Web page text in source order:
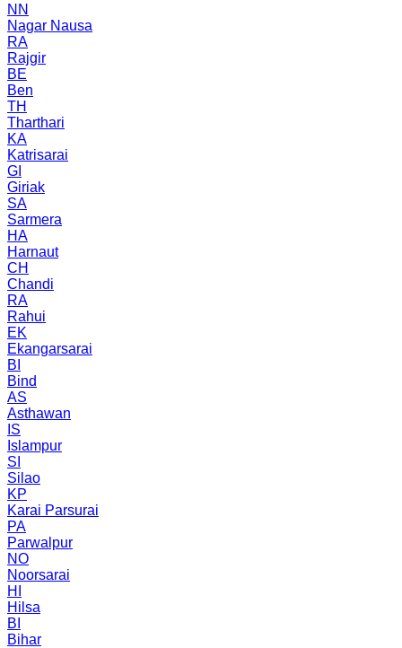
NN
Nagar Nausa
RA
Rajgir
BE
Ben
TH
Tharthari
KA
Katrisarai
GI
Giriak
SA
Sarmera
HA
Harnaut
CH
Chandi
RA
Rahui
EK
Ekangarsarai
BI
Bind
AS
Asthawan
IS
Islampur
SI
Silao
KP
Karai Parsurai
PA
Parwalpur
NO
Noorsarai
HI
Hilsa
BI
Bihar